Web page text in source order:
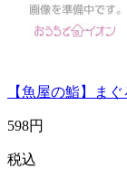
【魚屋の鮨】ま
598円
税込